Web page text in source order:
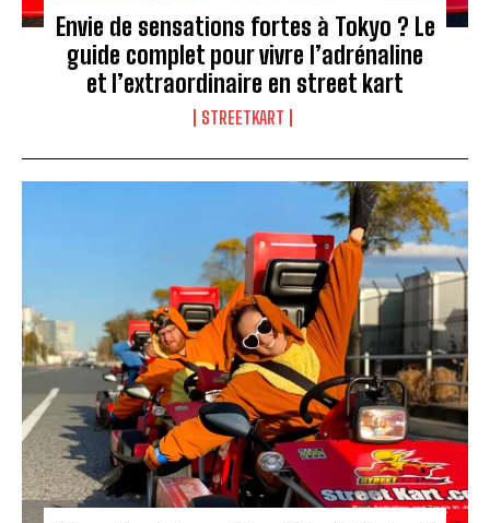
Envie de sensations fortes à Tokyo ? Le
guide complet pour vivre l’adrénaline
et l’extraordinaire en street kart
STREETKART